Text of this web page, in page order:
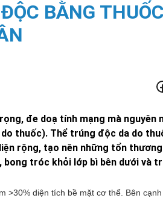
BẰNG THUỐC
đe doạ tính mạng mà nguyên
thuốc). Thể trúng độc da do
rộng, tạo nên những tổn thương
bong tróc khỏi lớp bì bên dưới và
diện tích bề mặt cơ thể. Bên cạnh